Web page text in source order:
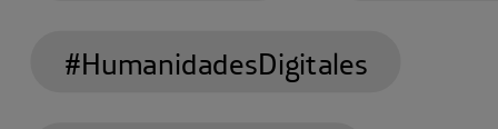
#HumanidadesDigitales